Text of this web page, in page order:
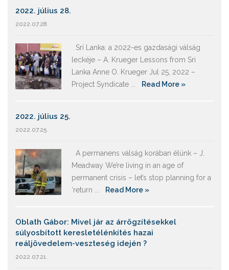
2022. július 28.
2022.07.28.
Srí Lanka: a 2022-es gazdasági válság
leckéje – A. Krueger Lessons from Sri
Lanka Anne O. Krueger Jul 25, 2022 –
Project Syndicate ...
Read More »
2022. július 25.
2022.07.25.
A permanens válság korában élünk – J.
Meadway We’re living in an age of
permanent crisis – let’s stop planning for a
‘return ...
Read More »
Oblath Gábor: Mivel jár az árrögzítésekkel
súlyosbított keresletélénkítés hazai
reáljövedelem-veszteség idején ?
2022.07.21.